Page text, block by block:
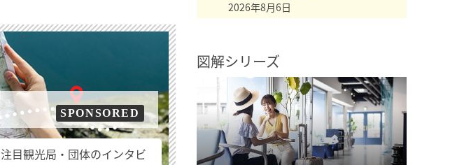
SPONSORED
目観光局・団体のインタビ
2026年8月6日
図解シリーズ